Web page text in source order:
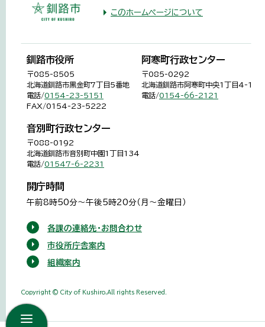
このホームページについて
釧路市役所
〒085-8505
北海道釧路市黒金町7丁目5番地
電話/0154-23-5151
FAX/0154-23-5222
阿寒町行政センター
〒085-0292
北海道釧路市阿寒町中央1丁目4-1
電話/0154-66-2121
音別町行政センター
〒088-0192
北海道釧路市音別町中園1丁目134
電話/01547-6-2231
開庁時間
午前8時50分～午後5時20分（月～金曜日）
各課の連絡先・お問合わせ
市役所庁舎案内
組織案内
Copyright © City of Kushiro,All rights Reserved.